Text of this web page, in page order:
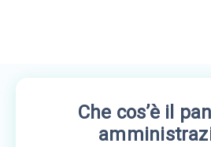
Che cos’è il